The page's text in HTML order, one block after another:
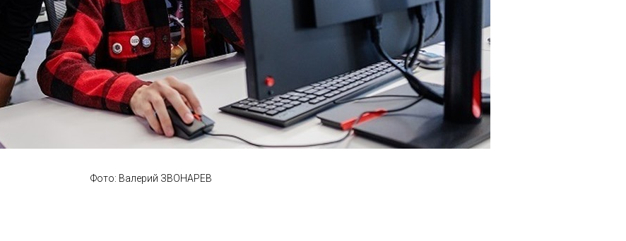
Фото: Валерий ЗВОНАРЕВ